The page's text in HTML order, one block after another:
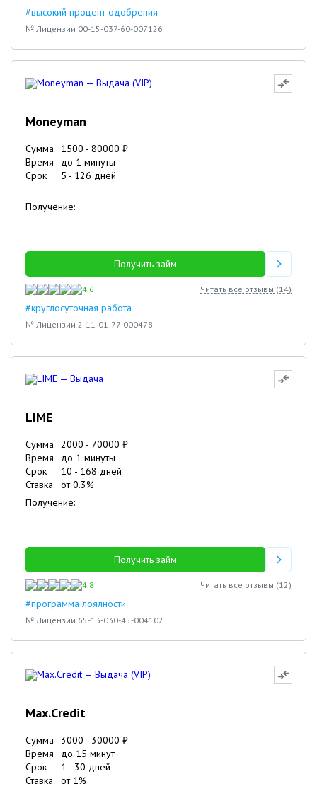
#высокий процент одобрения
№ Лицензии 00-15-037-60-007126
Moneyman
Сумма 1500 - 80000 ₽
Время
до 1 минуты
Срок
5 - 126 дней
Получение:
Получить займ
4.6 Читать все отзывы (14)
#круглосуточная работа
№ Лицензии 2-11-01-77-000478
LIME
Сумма 2000 - 70000 ₽
Время
до 1 минуты
Срок
10 - 168 дней
Ставка
от0.3%
Получение:
Получить займ
4.8 Читать все отзывы (12)
#программа лоялности
№ Лицензии 65-13-030-45-004102
Max.Credit
Сумма 3000 - 30000 ₽
Время
до 15 минут
Срок
1 - 30 дней
Ставка
от 1%